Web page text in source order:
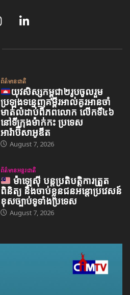
ព័ត៌មានជាតិ
យុវសិស្សកម្ពុជា២រូបចូលរួម
ប្រឡងទន្ទេញគម្ពីរអាល់គូរអានចាំ
មាត់លំដាប់ពិភពលោក លើកទី៤៦
នៅទីក្រុងម៉ាក់កះ ប្រទេស
អារ៉ាប៊ីសាអូឌីត
August 7, 2026
ព័ត៌មានអន្តរជាតិ
ម៉ាឡេស៊ី បន្តប្រតិបត្តិការត្រួត
ពិនិត្យ និងចាប់ខ្លួនជនអន្តោប្រវេសន៍
ខុសច្បាប់ទូទាំងប្រទេស
August 7, 2026